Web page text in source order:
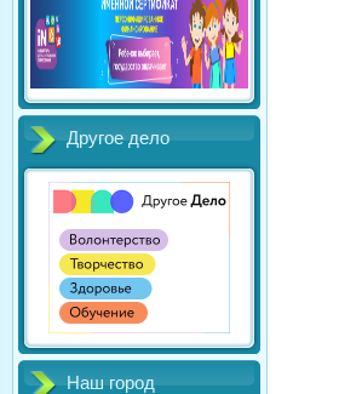
Другое дело
Наш город